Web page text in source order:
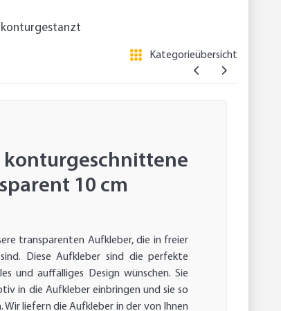
Kategorieübersicht
10 cm
transparenten Aufkleber, die in freier
Diese Aufkleber sind die perfekte
und auffälliges Design wünschen. Sie
in die Aufkleber einbringen und sie so
liefern die Aufkleber in der von Ihnen